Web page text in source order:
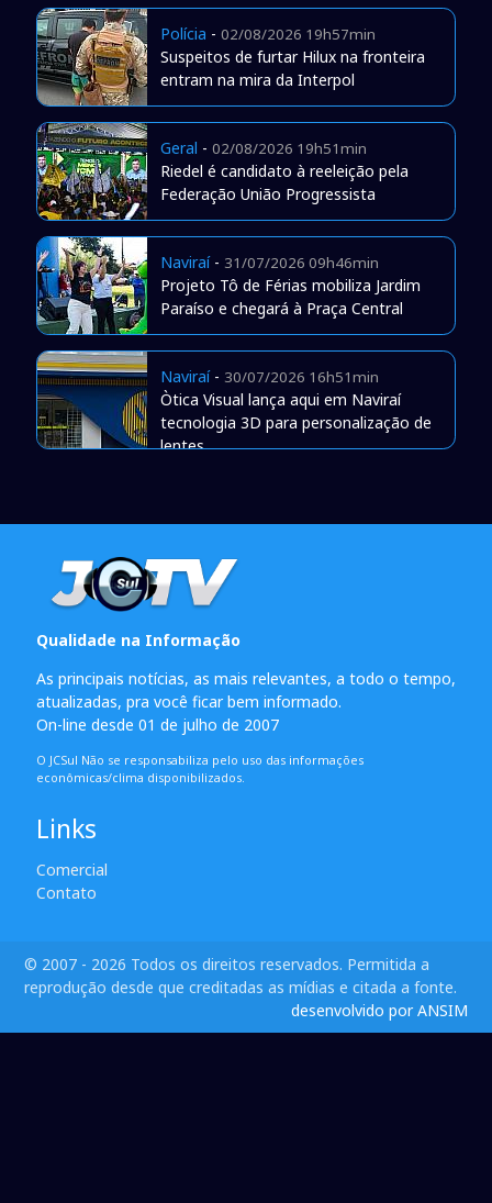
Polícia - 02/08/2026 19h57min
Suspeitos de furtar Hilux na fronteira
entram na mira da Interpol
Geral - 02/08/2026 19h51min
Riedel é candidato à reeleição pela
Federação União Progressista
Naviraí- 31/07/2026 09h46min
Projeto Tô de Férias mobiliza Jardim
Paraíso e chegará à Praça Central
Naviraí- 30/07/2026 16h51min
Òtica Visual lança aqui em Naviraí
tecnologia 3D para personalização de
lentes
Qualidade na Informação
As principais notícias, as mais relevantes, a todo o tempo,
atualizadas, pra você ficar bem informado.
On-line desde 01 de julho de 2007
O JCSul Não se responsabiliza pelo uso das informações
econômicas/clima disponibilizados.
Links
Comercial
Contato
© 2007 - 2026 Todos os direitos reservados. Permitida a
reprodução desde que creditadas as mídias e citada a fonte.
desenvolvido por ANSIM